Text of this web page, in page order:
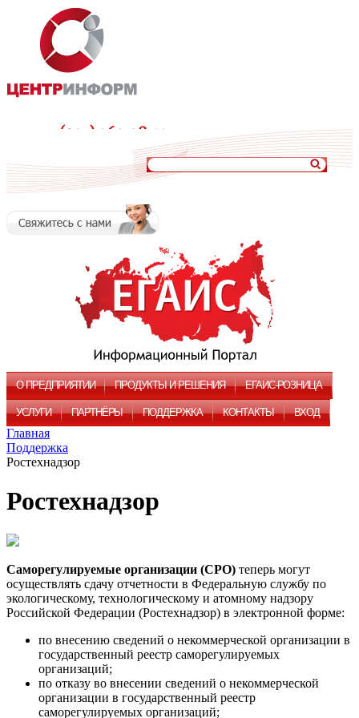
О ПРЕДПРИЯТИИ ПРОДУКТЫ И РЕШЕНИЯ ЕГАИС-РОЗНИЦА
УСЛУГИ ПАРТНЁРЫ ПОДДЕРЖКА КОНТАКТЫ ВХОД
Главная
Поддержка
Ростехнадзор
Ростехнадзор
Саморегулируемые организации (СРО) теперь могут
осуществлять сдачу отчетности в Федеральную службу по
экологическому, технологическому и атомному надзору
Российской Федерации (Ростехнадзор) в электронной форме:
по внесению сведений о некоммерческой организации в
государственный реестр саморегулируемых
организаций;
по отказу во внесении сведений о некоммерческой
организации в государственный реестр
саморегулируемых организаций;